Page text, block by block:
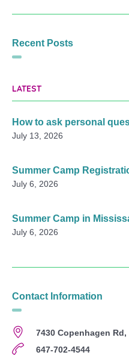
Recent Posts
LATEST
How to ask personal
July 13, 2026
Summer Camp
July 6, 2026
Summer Camp in
July 6, 2026
Contact Information
7430 Copenhagen
647-702-4544